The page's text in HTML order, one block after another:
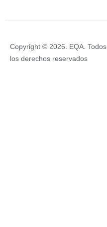
Copyright © 2026. EQA. Todos
los derechos reservados